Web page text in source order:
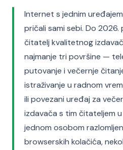
Internet s jednim
pričali sami sebi. Do 2026.
čitatelj kvalitetnog
najmanje tri površine —
putovanje i večernje
istraživanje u radnom
ili povezani uređaj za
izdavača s tim čitateljem
jednom osobom
browserskih kolačića,